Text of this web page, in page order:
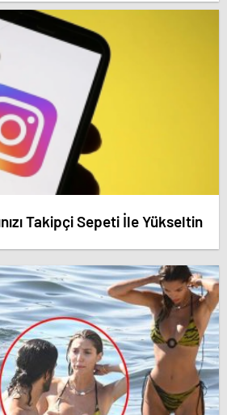
– Antalya haberleri
Takipçi Sepeti İle Yükseltin